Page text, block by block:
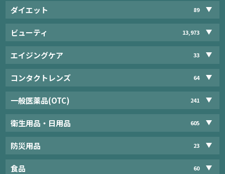
ダイエット 89
ビューティ 13,973
エイジングケア 33
コンタクトレンズ 64
一般医薬品(OTC) 241
衛生用品・日用品 605
防災用品 23
食品 60